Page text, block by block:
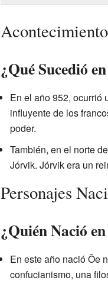
¿Qué Sucedió
En el año 952, ocurrió
influyente de los
poder.
También, en el norte
Jórvik. Jórvik era un
Personajes
¿Quién Nació
En este año nació Ōe
confucianismo, una